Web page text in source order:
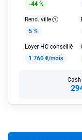
-44 %
Rend. ville
5 %
Loyer HC conseillé
1 760 €/mois